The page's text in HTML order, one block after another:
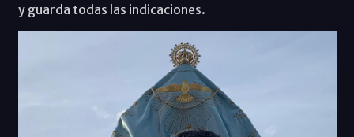
y guarda todas las indicaciones.